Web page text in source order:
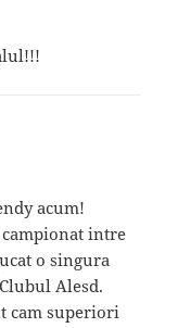
acum!
campionat intre
o singura
Alesd.
cam superiori